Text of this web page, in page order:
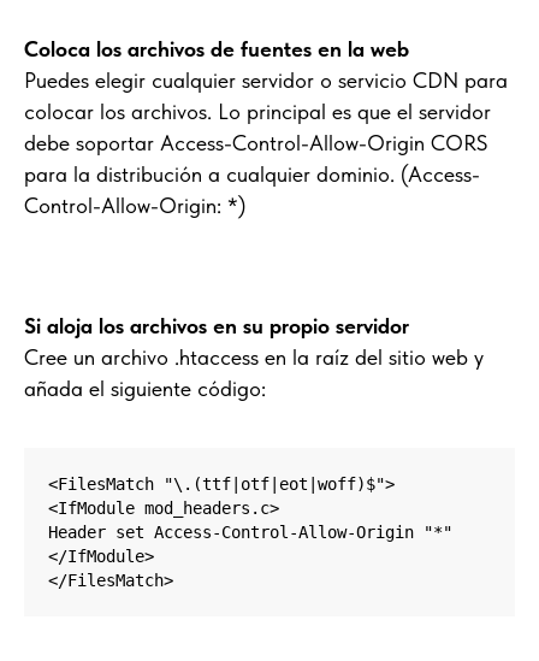
Coloca los archivos de fuentes en la web
Puedes elegir cualquier servidor o servicio CDN para
colocar los archivos. Lo principal es que el servidor
debe soportar Access-Control-Allow-Origin CORS
para la distribución a cualquier dominio. (Access-
Control-Allow-Origin: *)
Si aloja los archivos en su propio servidor
Cree un archivo .htaccess en la raíz del sitio web y
añada el siguiente código:
<FilesMatch "\.(ttf|otf|eot|woff)$">
<IfModule mod_headers.c>
Header set Access-Control-Allow-Origin "*"
</IfModule>
</FilesMatch>